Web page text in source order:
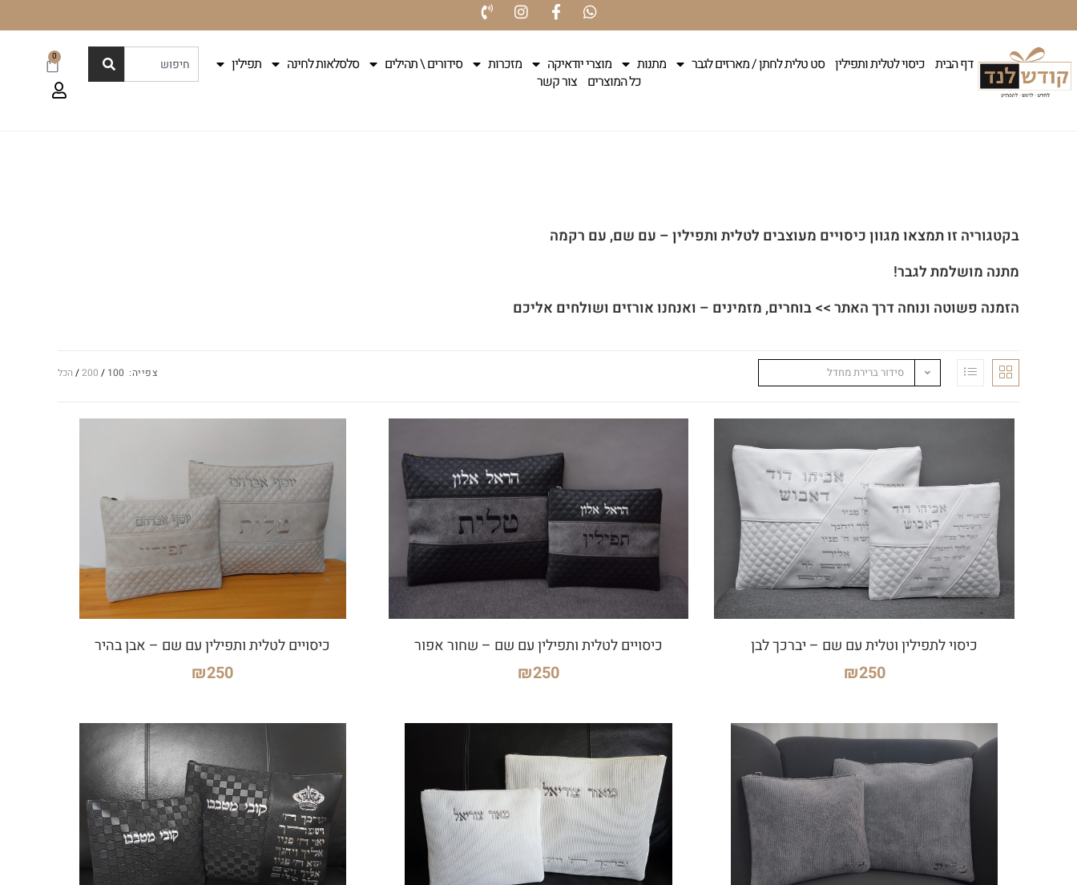
דף הבית כיסוי לטלית ותפילין סט טלית לחתן / מארזים לגבר מתנות מוצרי יודאיקה מזכרות סידורים \ תהילים סלסלאות לחינה
תפילין
כל המוצרים צור קשר
0
בקטגוריה זו תמצאו מגוון כיסויים מעוצבים לטלית ותפילין – עם שם, עם רקמה
מתנה מושלמת לגבר!
הזמנה פשוטה ונוחה דרך האתר >> בוחרים, מזמינים – ואנחנו אורזים ושולחים אליכם
סידור ברירת מחדל צפייה: 100
200 הכל
כיסוי לתפילין וטלית עם שם – יברכך לבן
₪250
כיסויים לטלית ותפילין עם שם – שחור אפור
₪250
כיסויים לטלית ותפילין עם שם – אבן בהיר
₪250